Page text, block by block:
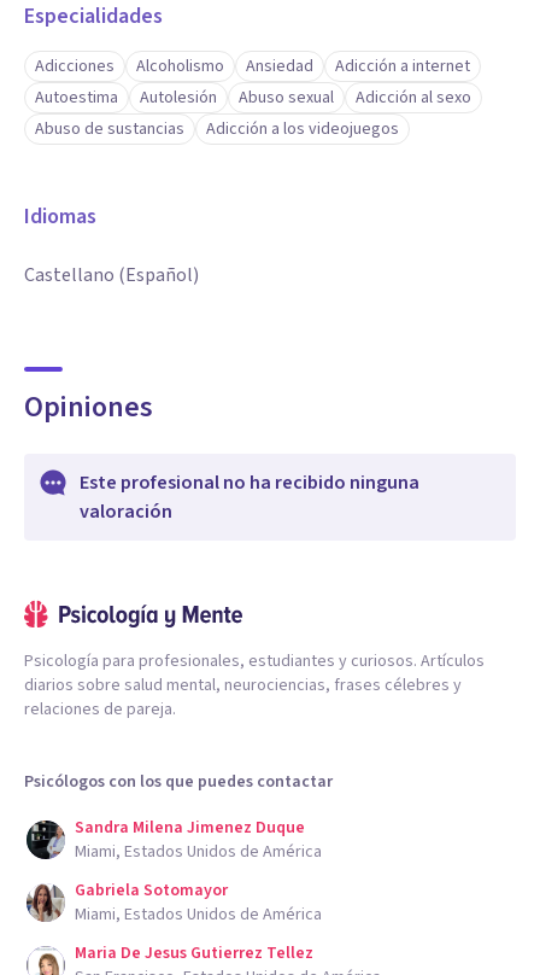
Especialidades
Adicciones Alcoholismo Ansiedad
Adicción a internet
Autoestima
Autolesión Abuso sexual
Adicción al sexo
Abuso de sustancias
Adicción a los videojuegos
Idiomas
Castellano (Español)
Opiniones
Este profesional no ha recibido ninguna
valoración
Psicología para profesionales, estudiantes y curiosos. Artículos
diarios sobre salud mental, neurociencias, frases célebres y
relaciones de pareja.
Psicólogos con los que puedes contactar
Sandra Milena Jimenez Duque
Miami, Estados Unidos de América
Gabriela Sotomayor
Miami, Estados Unidos de América
Maria De Jesus Gutierrez Tellez